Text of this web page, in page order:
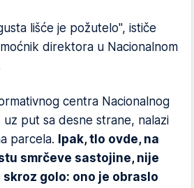
lišće je požutelo", ističe
direktora u Nacionalnom
centra Nacionalnog
put sa desne strane, nalazi
parcela. Ipak, tlo ovde, na
smrčeve sastojine, nije
golo: ono je obraslo